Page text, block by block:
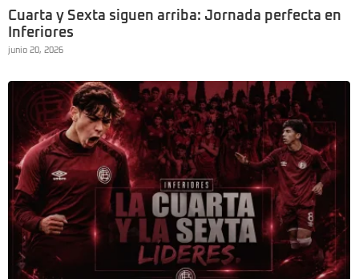
Cuarta y Sexta siguen arriba: Jornada perfecta en
Inferiores
junio 20, 2026